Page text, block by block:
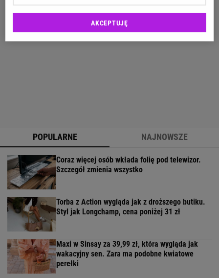
POPULARNE NAJNOWSZE
Coraz więcej osób wkłada folię pod telewizor.
Szczegół zmienia wszystko
Torba z Action wygląda jak z droższego butiku.
Styl jak Longchamp, cena poniżej 31 zł
Maxi w Sinsay za 39,99 zł, która wygląda jak
wakacyjny sen. Zara ma podobne kwiatowe
perełki
AKCEPTUJĘ